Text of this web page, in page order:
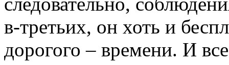
в-третьих, он хоть и
дорогого – времени. И